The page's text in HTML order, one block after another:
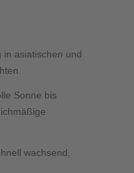
in asiatischen und
Sonne bis
wachsend,